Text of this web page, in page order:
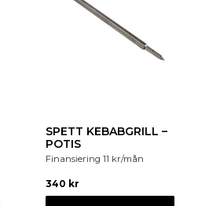
SPETT KEBABGRILL –
POTIS
Finansiering 11 kr/mån
340 kr